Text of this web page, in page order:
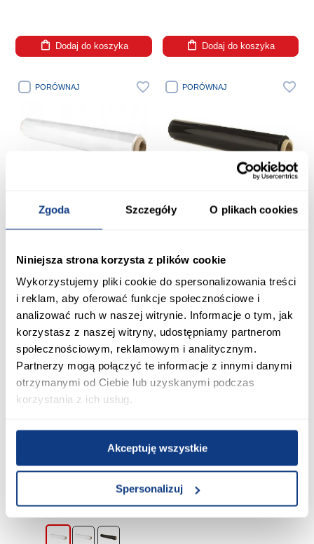
Zgoda Szczegóły O plikach cookies
Niniejsza strona korzysta z plików cookie
Wykorzystujemy pliki cookie do spersonalizowania treści
i reklam, aby oferować funkcje społecznościowe i
analizować ruch w naszej witrynie. Informacje o tym, jak
korzystasz z naszej witryny, udostępniamy partnerom
społecznościowym, reklamowym i analitycznym.
Partnerzy mogą połączyć te informacje z innymi danymi
otrzymanymi od Ciebie lub uzyskanymi podczas
korzystania z ich usług.
Akceptuję wszystkie
Spersonalizuj
Dodaj do koszyka Dodaj do koszyka
PORÓWNAJ
Folia Stretch 2,7kg
56,99 zł
Dodaj do koszyka
PORÓWNAJ
Folia Stretch 1,2kg czarna
Dodaj do koszyka
PORÓWNAJ